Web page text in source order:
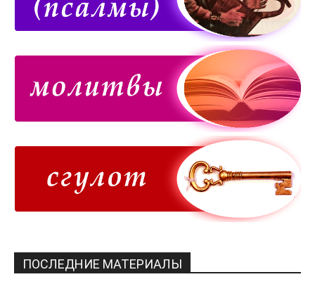
ПОСЛЕДНИЕ МАТЕРИАЛЫ